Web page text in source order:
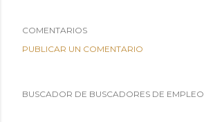
COMENTARIOS
PUBLICAR UN COMENTARIO
BUSCADOR DE BUSCADORES DE EMPLEO